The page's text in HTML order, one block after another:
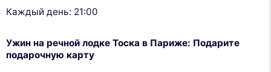
Каждый день: 21:00
Ужин на речной лодке Тоска в Париже: Подарите
подарочную карту